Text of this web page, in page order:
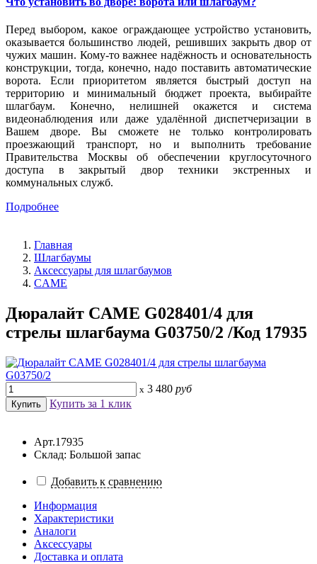
Перед выбором, какое ограждающее устройство установить,
оказывается большинство людей, решивших закрыть двор от
чужих машин. Кому-то важнее надёжность и основательность
конструкции, тогда, конечно, надо поставить автоматические
ворота. Если приоритетом является быстрый доступ на
территорию и минимальный бюджет проекта, выбирайте
шлагбаум. Конечно, нелишней окажется и система
видеонаблюдения или даже удалённой диспетчеризации в
Вашем дворе. Вы сможете не только контролировать
проезжающий транспорт, но и выполнить требование
Правительства Москвы об обеспечении круглосуточного
доступа в закрытый двор техники экстренных и
коммунальных служб.
Подробнее
Главная
Шлагбаумы
Аксессуары для шлагбаумов
CAME
Дюралайт CAME G028401/4 для
стрелы шлагбаума G03750/2 /Код 17935
x 3 480 руб
Купить за 1 клик
Арт.17935
Склад: Большой запас
Добавить к сравнению
Информация
Характеристики
Аналоги
Аксессуары
Доставка и оплата